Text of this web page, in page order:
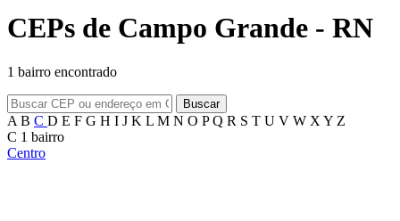
CEPs de Campo Grande - RN
1 bairro encontrado
Buscar
A B C D E F G H I J K L M N O PQ R S T U V W X Y Z
C 1 bairro
Centro